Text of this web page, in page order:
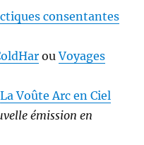
consentantes
ouVoyages
La Voûte Arc en Ciel
émission en